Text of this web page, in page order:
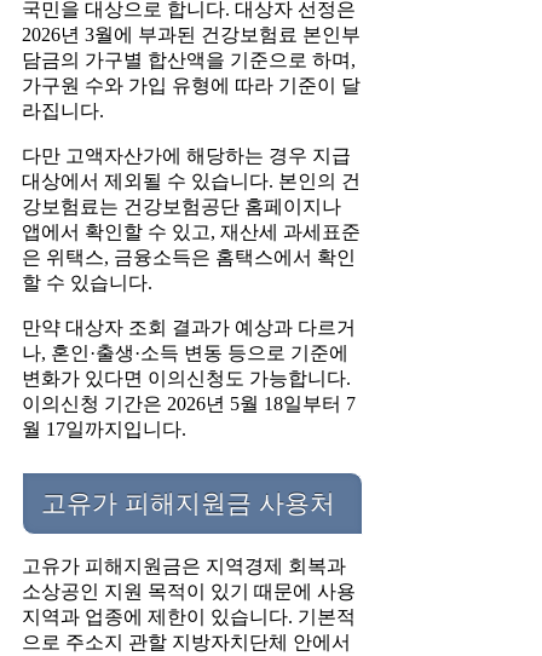
국민을 대상으로 합니다. 대상자 선정은
2026년 3월에 부과된 건강보험료 본인부
담금의 가구별 합산액을 기준으로 하며,
가구원 수와 가입 유형에 따라 기준이 달
라집니다.
다만 고액자산가에 해당하는 경우 지급
대상에서 제외될 수 있습니다. 본인의 건
강보험료는 건강보험공단 홈페이지나
앱에서 확인할 수 있고, 재산세 과세표준
은 위택스, 금융소득은 홈택스에서 확인
할 수 있습니다.
만약 대상자 조회 결과가 예상과 다르거
나, 혼인·출생·소득 변동 등으로 기준에
변화가 있다면 이의신청도 가능합니다.
이의신청 기간은 2026년 5월 18일부터 7
월 17일까지입니다.
고유가 피해지원금 사용처
고유가 피해지원금은 지역경제 회복과
소상공인 지원 목적이 있기 때문에 사용
지역과 업종에 제한이 있습니다. 기본적
으로 주소지 관할 지방자치단체 안에서